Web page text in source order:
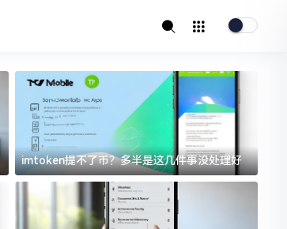
imtoken提不了币？多半是这几件事没处理好